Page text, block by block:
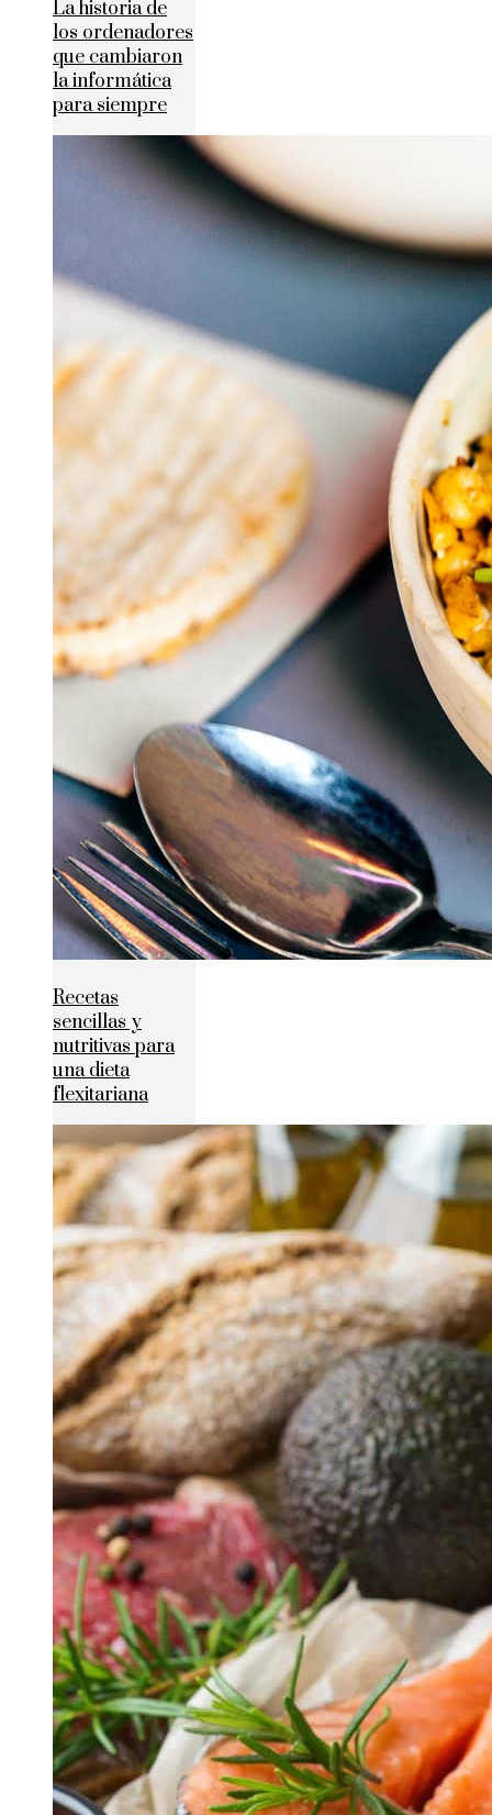
La historia de
los ordenadores
que cambiaron
la informática
para siempre
Recetas
sencillas y
nutritivas para
una dieta
flexitariana